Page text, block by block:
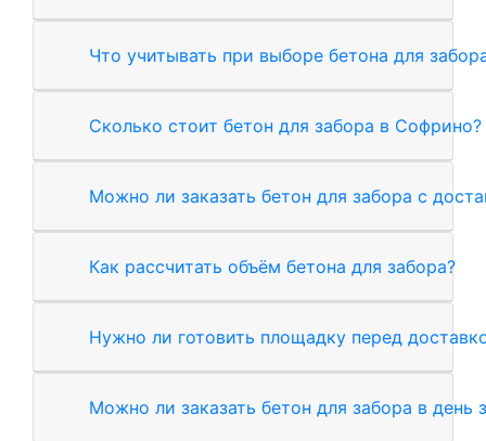
Что учитывать при выборе бетона для
Сколько стоит бетон для забора в Софрино?
Можно ли заказать бетон для забора с
Как рассчитать объём бетона для забора?
Нужно ли готовить площадку перед
Можно ли заказать бетон для забора в день